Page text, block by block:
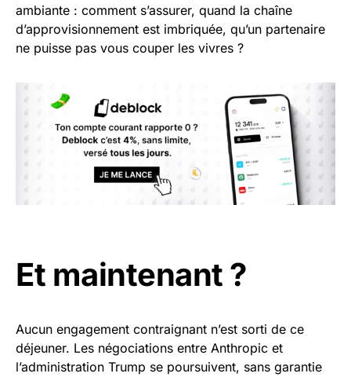
ambiante : comment s’assurer, quand la chaîne
d’approvisionnement est imbriquée, qu’un partenaire
ne puisse pas vous couper les vivres ?
Et maintenant ?
Aucun engagement contraignant n’est sorti de ce
déjeuner. Les négociations entre Anthropic et
l’administration Trump se poursuivent, sans garantie